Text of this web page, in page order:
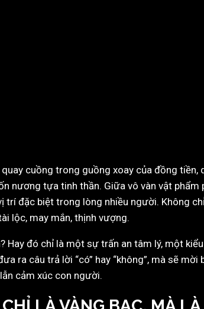
cuồng trong guồng xoay của đồng tiền,
nương tựa tinh thần. Giữa vô vàn vật phẩm
đặc biệt trong lòng nhiều người. Không
lộc, may mắn, thịnh vượng.
Hay đó chỉ là một sự trấn an tâm lý, một
ra câu trả lời “có” hay “không”, mà sẽ
cảm xúc con người.